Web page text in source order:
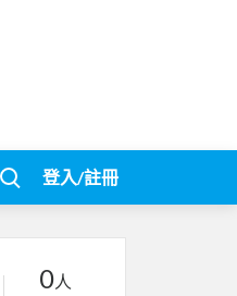
登入/註冊
0人